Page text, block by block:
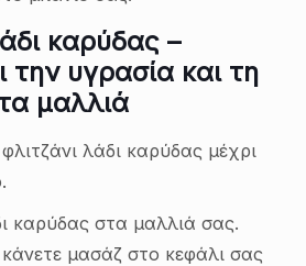
καρύδας –
την υγρασία και τη
μαλλιά
λάδι καρύδας μέχρι
καρύδας στα μαλλιά σας.
μασάζ στο κεφάλι σας